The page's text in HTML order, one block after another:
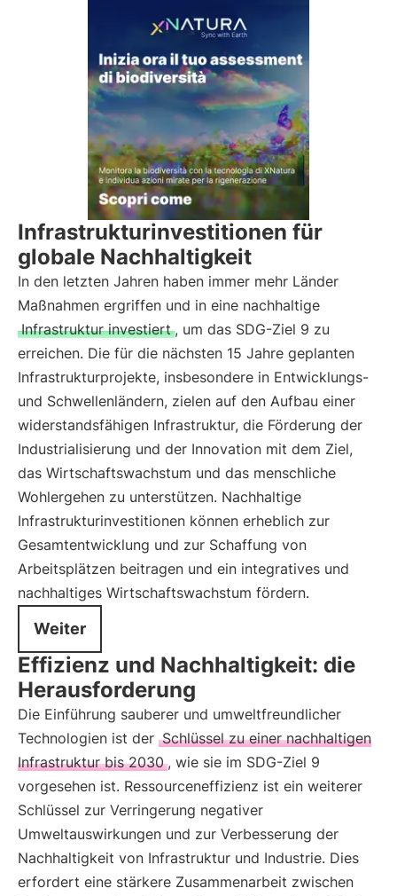
Infrastrukturinvestitionen für
globale Nachhaltigkeit
In den letzten Jahren haben immer mehr Länder
Maßnahmen ergriffen und in eine nachhaltige
Infrastruktur investiert , um das SDG-Ziel 9 zu
erreichen. Die für die nächsten 15 Jahre geplanten
Infrastrukturprojekte, insbesondere in Entwicklungs-
und Schwellenländern, zielen auf den Aufbau einer
widerstandsfähigen Infrastruktur, die Förderung der
Industrialisierung und der Innovation mit dem Ziel,
das Wirtschaftswachstum und das menschliche
Wohlergehen zu unterstützen. Nachhaltige
Infrastrukturinvestitionen können erheblich zur
Gesamtentwicklung und zur Schaffung von
Arbeitsplätzen beitragen und ein integratives und
nachhaltiges Wirtschaftswachstum fördern.
Weiter
Effizienz und Nachhaltigkeit: die
Herausforderung
Die Einführung sauberer und umweltfreundlicher
Technologien ist der Schlüssel zu einer nachhaltigen
Infrastruktur bis 2030 , wie sie im SDG-Ziel 9
vorgesehen ist. Ressourceneffizienz ist ein weiterer
Schlüssel zur Verringerung negativer
Umweltauswirkungen und zur Verbesserung der
Nachhaltigkeit von Infrastruktur und Industrie. Dies
erfordert eine stärkere Zusammenarbeit zwischen